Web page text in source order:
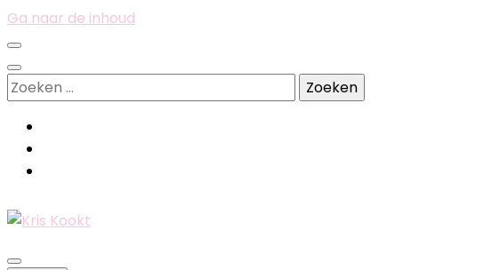
Ga naar de inhoud
Zoeken
naar:
Belgische foodblog